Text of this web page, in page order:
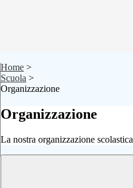
Home >
Scuola >
Organizzazione
Organizzazione
La nostra organizzazione scolastica